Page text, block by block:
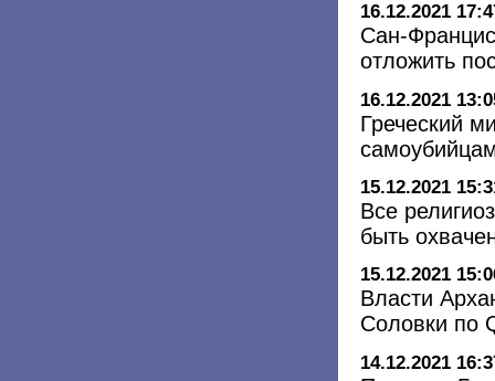
16.12.2021
Сан-
отложить
16.12.2021
Греческий
15.12.2021
Все
быть
15.12.2021
Власти
Соловки по
14.12.2021